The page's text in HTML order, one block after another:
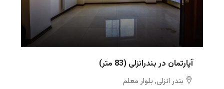
آپارتمان در بندرانزلی (83 متر)
بندر انزلی, بلوار معلم